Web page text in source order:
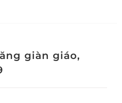
giàn giáo,